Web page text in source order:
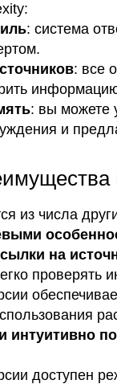
: система
: все
: вы можете
и
из числа
на
проверять
интуитивно
доступен